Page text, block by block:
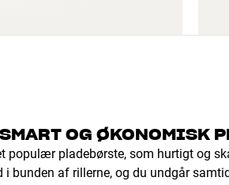
OG ØKONOMISK
populær pladebørste, som hurtigt og
i bunden af rillerne, og du undgår